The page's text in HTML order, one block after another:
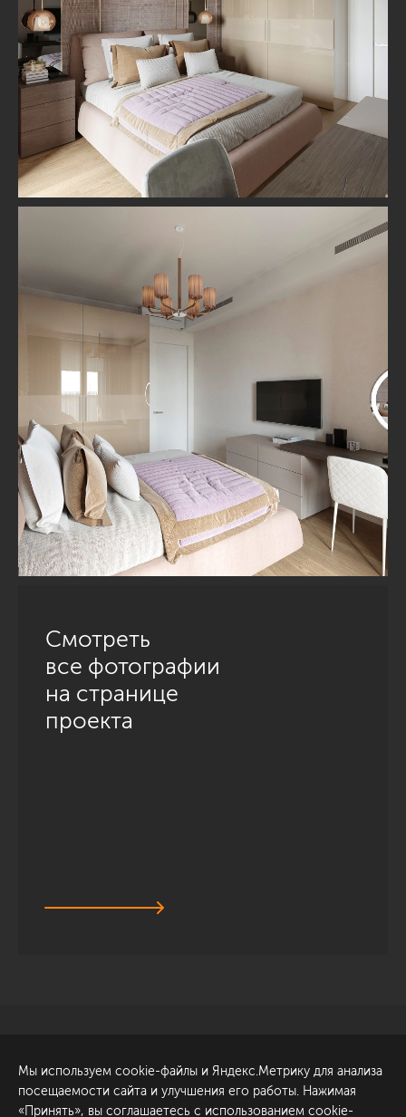
Смотреть
все фотографии
на странице
проекта
Обсудить проект
ул. Академика Павлова, 6
к1
Мы используем cookie-файлы и Яндекс.Метрику для анализа
посещаемости сайта и улучшения его работы. Нажимая
«Принять», вы соглашаетесь с использованием cookie-